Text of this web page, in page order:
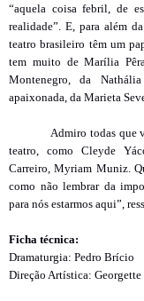
“aquela coisa febril, de
realidade”. E, para além
teatro brasileiro têm um
tem muito de Marília
Montenegro, da
apaixonada, da Marieta
Admiro todas que
teatro, como Cleyde
Carreiro, Myriam Muniz.
como não lembrar da
para nós estarmos aqui”,
Ficha técnica:
Dramaturgia: Pedro Brício
Direção Artística: Georgette